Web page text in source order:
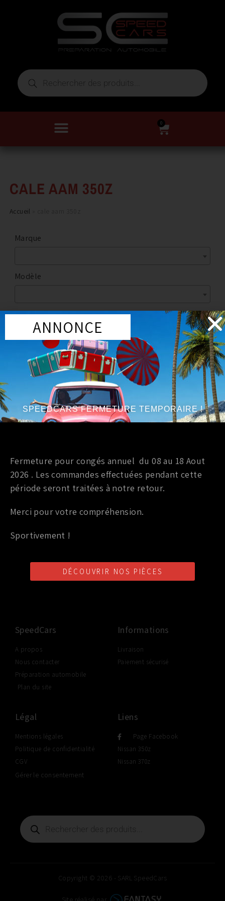
0
CALE AAM 350Z
Accueil
Marque
Modèle
Marque :AAM
Année du véhicule:à partir de 2003 - 2006
Série:3.5 V6 VQ35DE
OIL PAN SPACER AAM 350Z 280/300CV
289,00€ TTC
LIVRAISON SHOP2SHOP
CONSEILS PERSONNALISÉS
SpeedCars
A propos
Nous contacter
Préparation automobile
Plan du site
Informations
Livraison
Paiement sécurisé
Légal
Mentions légales
Politique de confidentialité
CGV
Gérer le consentement
Liens
Page Facebook
Nissan 350z
Nissan 370z
Copyright © 2026 - SARL SpeedCars
ANNONCE
SPEEDCARS FERMETURE TEMPORAIRE !
Fermeture pour congés annuel du 08 au 18 Aout
2026 . Les commandes effectuées pendant cette
période seront traitées à notre retour.
Merci pour votre compréhension.
Sportivement !
DÉCOUVRIR NOS PIÈCES